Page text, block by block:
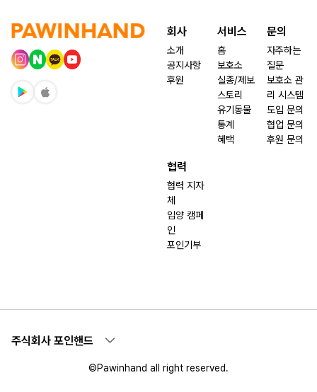
회사
소개
공지사항
후원
서비스
홈
보호소
실종/제보
스토리
유기동물
통계
혜택
문의
자주하는
질문
보호소 관
리 시스템
도입 문의
협업 문의
후원 문의
협력
협력 지자
체
입양 캠페
인
포인기부
주식회사 포인핸드
©Pawinhand all right reserved.